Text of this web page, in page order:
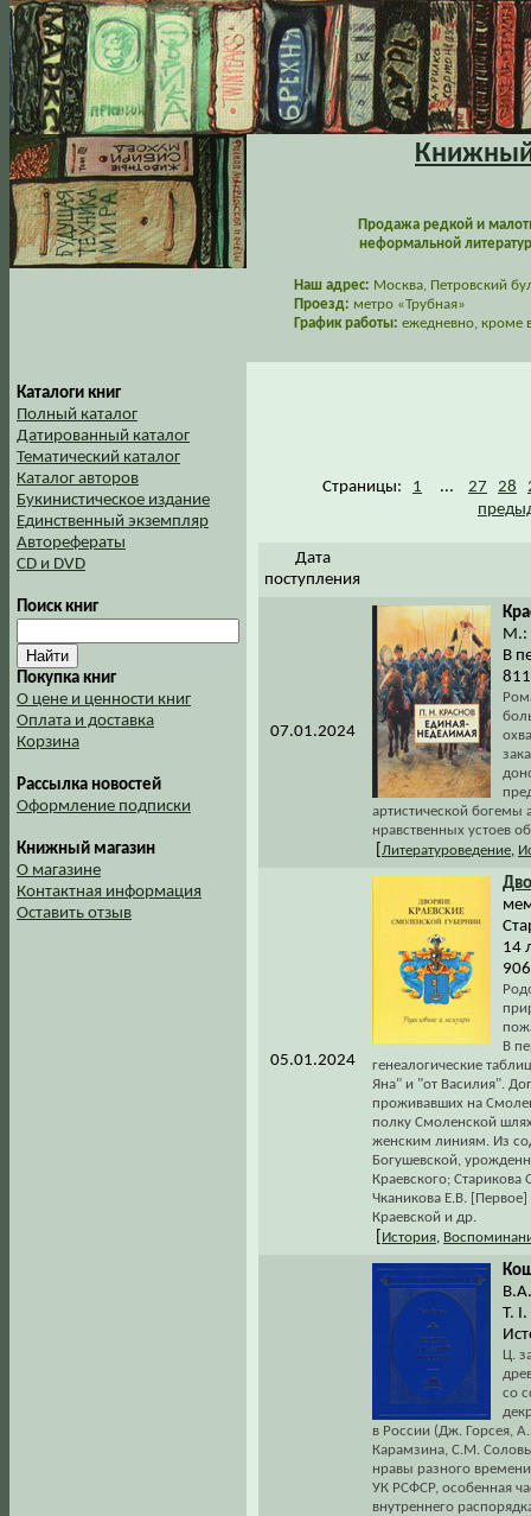
Книжный
Продажа редкой и
неформальной
Наш адрес: Москва, Петровский
Проезд: метро «Трубная»
График работы: ежедневно, кроме
Каталоги книг
Полный каталог
Датированный каталог
Тематический каталог
Каталог авторов
Букинистическое издание
Единственный экземпляр
Авторефераты
CD и DVD
Поиск книг
Покупка книг
О цене и ценности книг
Оплата и доставка
Корзина
Рассылка новостей
Оформление подписки
Книжный магазин
О магазине
Контактная информация
Оставить отзыв
Страницы: 1 ... 27 28
Дата
поступления
07.01.2024
М.:
В
артистической
нравственных устоев
Литературоведение
05.01.2024
14
В
генеалогические
Яна" и "от Василия".
проживавших на
полку Смоленской
женским линиям. Из
Богушевской,
Краевского;
Чканикова Е.В.
Краевской и др.
История
Т.
Ц.
со
в России (Дж. Горсея,
Карамзина, С.М.
нравы разного
УК РСФСР, особенная
внутреннего